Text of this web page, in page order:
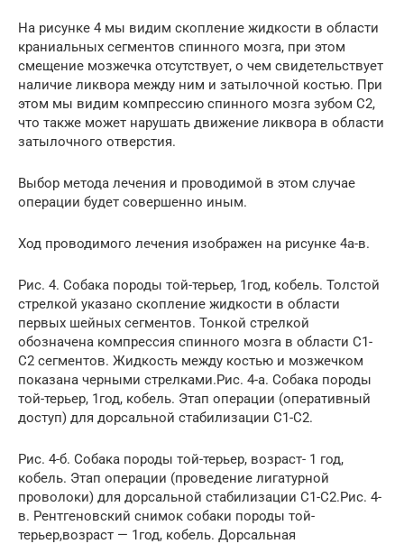
На рисунке 4 мы видим скопление жидкости в области
краниальных сегментов спинного мозга, при этом
смещение мозжечка отсутствует, о чем свидетельствует
наличие ликвора между ним и затылочной костью. При
этом мы видим компрессию спинного мозга зубом С2,
что также может нарушать движение ликвора в области
затылочного отверстия.
Выбор метода лечения и проводимой в этом случае
операции будет совершенно иным.
Ход проводимого лечения изображен на рисунке 4а-в.
Рис. 4. Собака породы той-терьер, 1год, кобель. Толстой
стрелкой указано скопление жидкости в области
первых шейных сегментов. Тонкой стрелкой
обозначена компрессия спинного мозга в области С1-
С2 сегментов. Жидкость между костью и мозжечком
показана черными стрелками.Рис. 4-а. Собака породы
той-терьер, 1год, кобель. Этап операции (оперативный
доступ) для дорсальной стабилизации С1-С2.
Рис. 4-б. Собака породы той-терьер, возраст- 1 год,
кобель. Этап операции (проведение лигатурной
проволоки) для дорсальной стабилизации С1-С2.Рис. 4-
в. Рентгеновский снимок собаки породы той-
терьер,возраст — 1год, кобель. Дорсальная